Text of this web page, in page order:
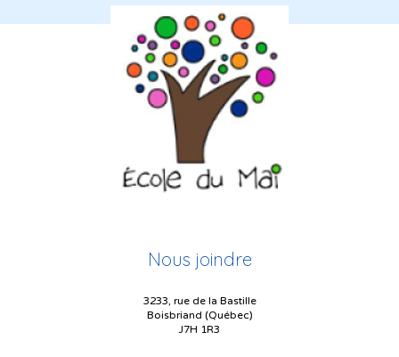
Nous joindre
3233, rue de la Bastille
Boisbriand (Québec)
J7H 1R3